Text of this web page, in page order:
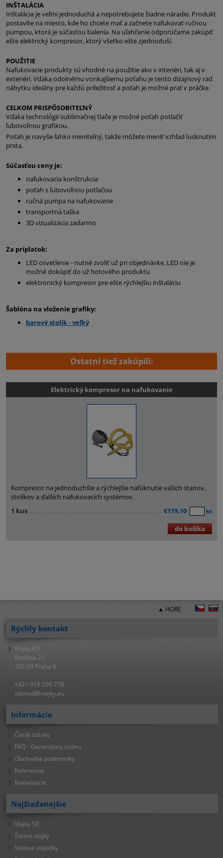
INŠTALÁCIA
Inštalácia je veľmi jednoduchá a nepotrebujete žiadne náradie. Produkt
postavíte na miesto, kde ho chcete mať a začnete nafukovať ručnou
pumpou, ktorá je súčasťou balenia. Na uľahčenie odporúčame zakúpiť
ešte elektrický kompresor, ktorý všetko ešte zjednoduší.
POUŽITIE
Nafukovacie produkty sú vhodné na použitie ako v interiéri, tak aj v
exteriéri. Vďaka odolnému vonkajšiemu poťahu je tento dizajnový rad
nábytku ideálny pre každú príležitosť a poťah je možné prať v práčke.
CELKOM PRISPÔSOBITEĽNÝ
Vďaka technológii sublimačnej tlače je možné poťah potlačiť
ľubovoľnou grafikou.
Poťah je navyše ľahko meniteľný, takže môžete meniť vzhľad lusknutím
prsta.
Súčasťou ceny je:
nafukovacia konštrukcia
poťah s ľubovoľnou potlačou
ručná pumpa na nafukovanie
transportná taška
3D vizualizácia zadarmo
Za príplatok:
LED osvetlenie - nutné zvoliť už pri objednávke, LED nie je
možné dokúpiť do už hotového produktu
elektronický kompresor pre ešte rýchlejšiu inštaláciu
Šablóna na vloženie grafiky:
barový stolík - veľký
Ostatní tiež zakúpili:
Elektrický kompresor na nafukovanie
Kompresor na jednoduchšie a rýchlejšie nafúknutie vašich stanov,
stolíkov a ďalších nafukovacích systémov.
1 kus
€119,10 ks
do košíka
▲ HORE
Rýchly kontakt
Vlajky.EU
Radčina 22
160 00 Praha 6
+421 919 296 778
obchod@vlajky.eu
Informácie
Časté otázky
FAQ - Generátory ozónu
Obchodné podmienky
Referencie
Reklamacie
Najžiadanejšie
Vlajky SR
Štátne vlajky
Stolové vlajočky